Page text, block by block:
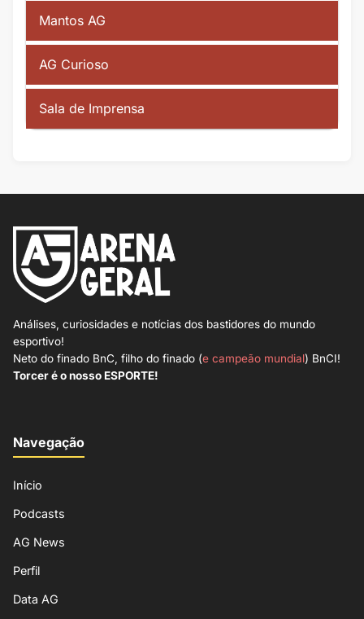
Mantos AG
AG Curioso
Sala de Imprensa
Análises, curiosidades e notícias dos bastidores do mundo
esportivo!
Neto do finado BnC, filho do finado (e campeão mundial) BnCI!
Torcer é o nosso ESPORTE!
Navegação
Início
Podcasts
AG News
Perfil
Data AG